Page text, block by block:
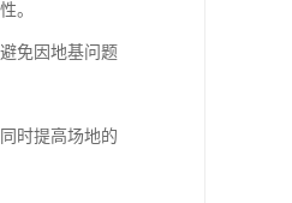
。
免因地基问题
时提高场地的